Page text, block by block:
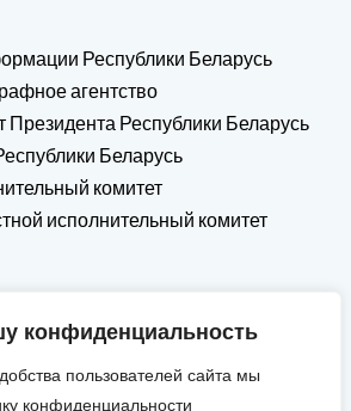
конфиденциальность
пользователей сайта мы
конфиденциальности
Республики Беларусь
агентство
Республики Беларусь
Беларусь
комитет
исполнительный комитет